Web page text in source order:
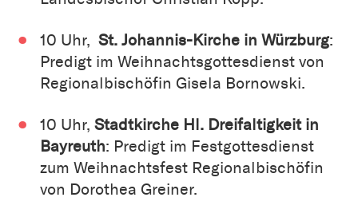
10 Uhr, St. Johannis-Kirche in Würzburg:
Predigt im Weihnachtsgottesdienst von
Regionalbischöfin Gisela Bornowski.
10 Uhr, Stadtkirche Hl. Dreifaltigkeit in
Bayreuth: Predigt im Festgottesdienst
zum Weihnachtsfest Regionalbischöfin
von Dorothea Greiner.